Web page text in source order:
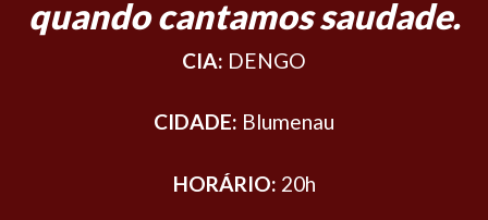
quando cantamos saudade.
CIA: DENGO
CIDADE: Blumenau
HORÁRIO: 20h